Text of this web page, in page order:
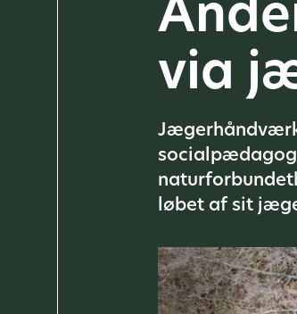
via
socialpædagog
løbet af sit